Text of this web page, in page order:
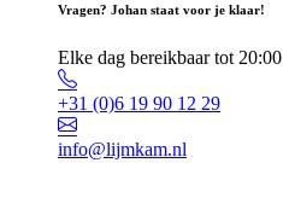
Vragen? Johan staat voor je klaar!
Elke dag bereikbaar tot 20:00
+31 (0)6 19 90 12 29
info@lijmkam.nl